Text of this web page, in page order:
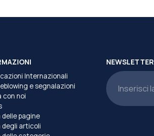
Internazionali
e segnalazioni
con noi
delle pagine
degli articoli
NEWSLETTER